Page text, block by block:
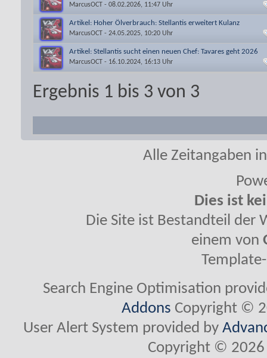
MarcusOCT - 08.02.2026, 11:47 Uhr
Artikel: Hoher Ölverbrauch: Stellantis erweitert Kulanz
MarcusOCT - 24.05.2025, 10:20 Uhr
Artikel: Stellantis sucht einen neuen Chef: Tavares geht 2026
MarcusOCT - 16.10.2024, 16:13 Uhr
Ergebnis 1 bis 3 von 3
Alle Zeitangaben
Dies ist
Die Site ist Bestandteil der
einem von
Search Engine Optimisation
Addons Copyright ©
User Alert System provided by
Copyright © 2026